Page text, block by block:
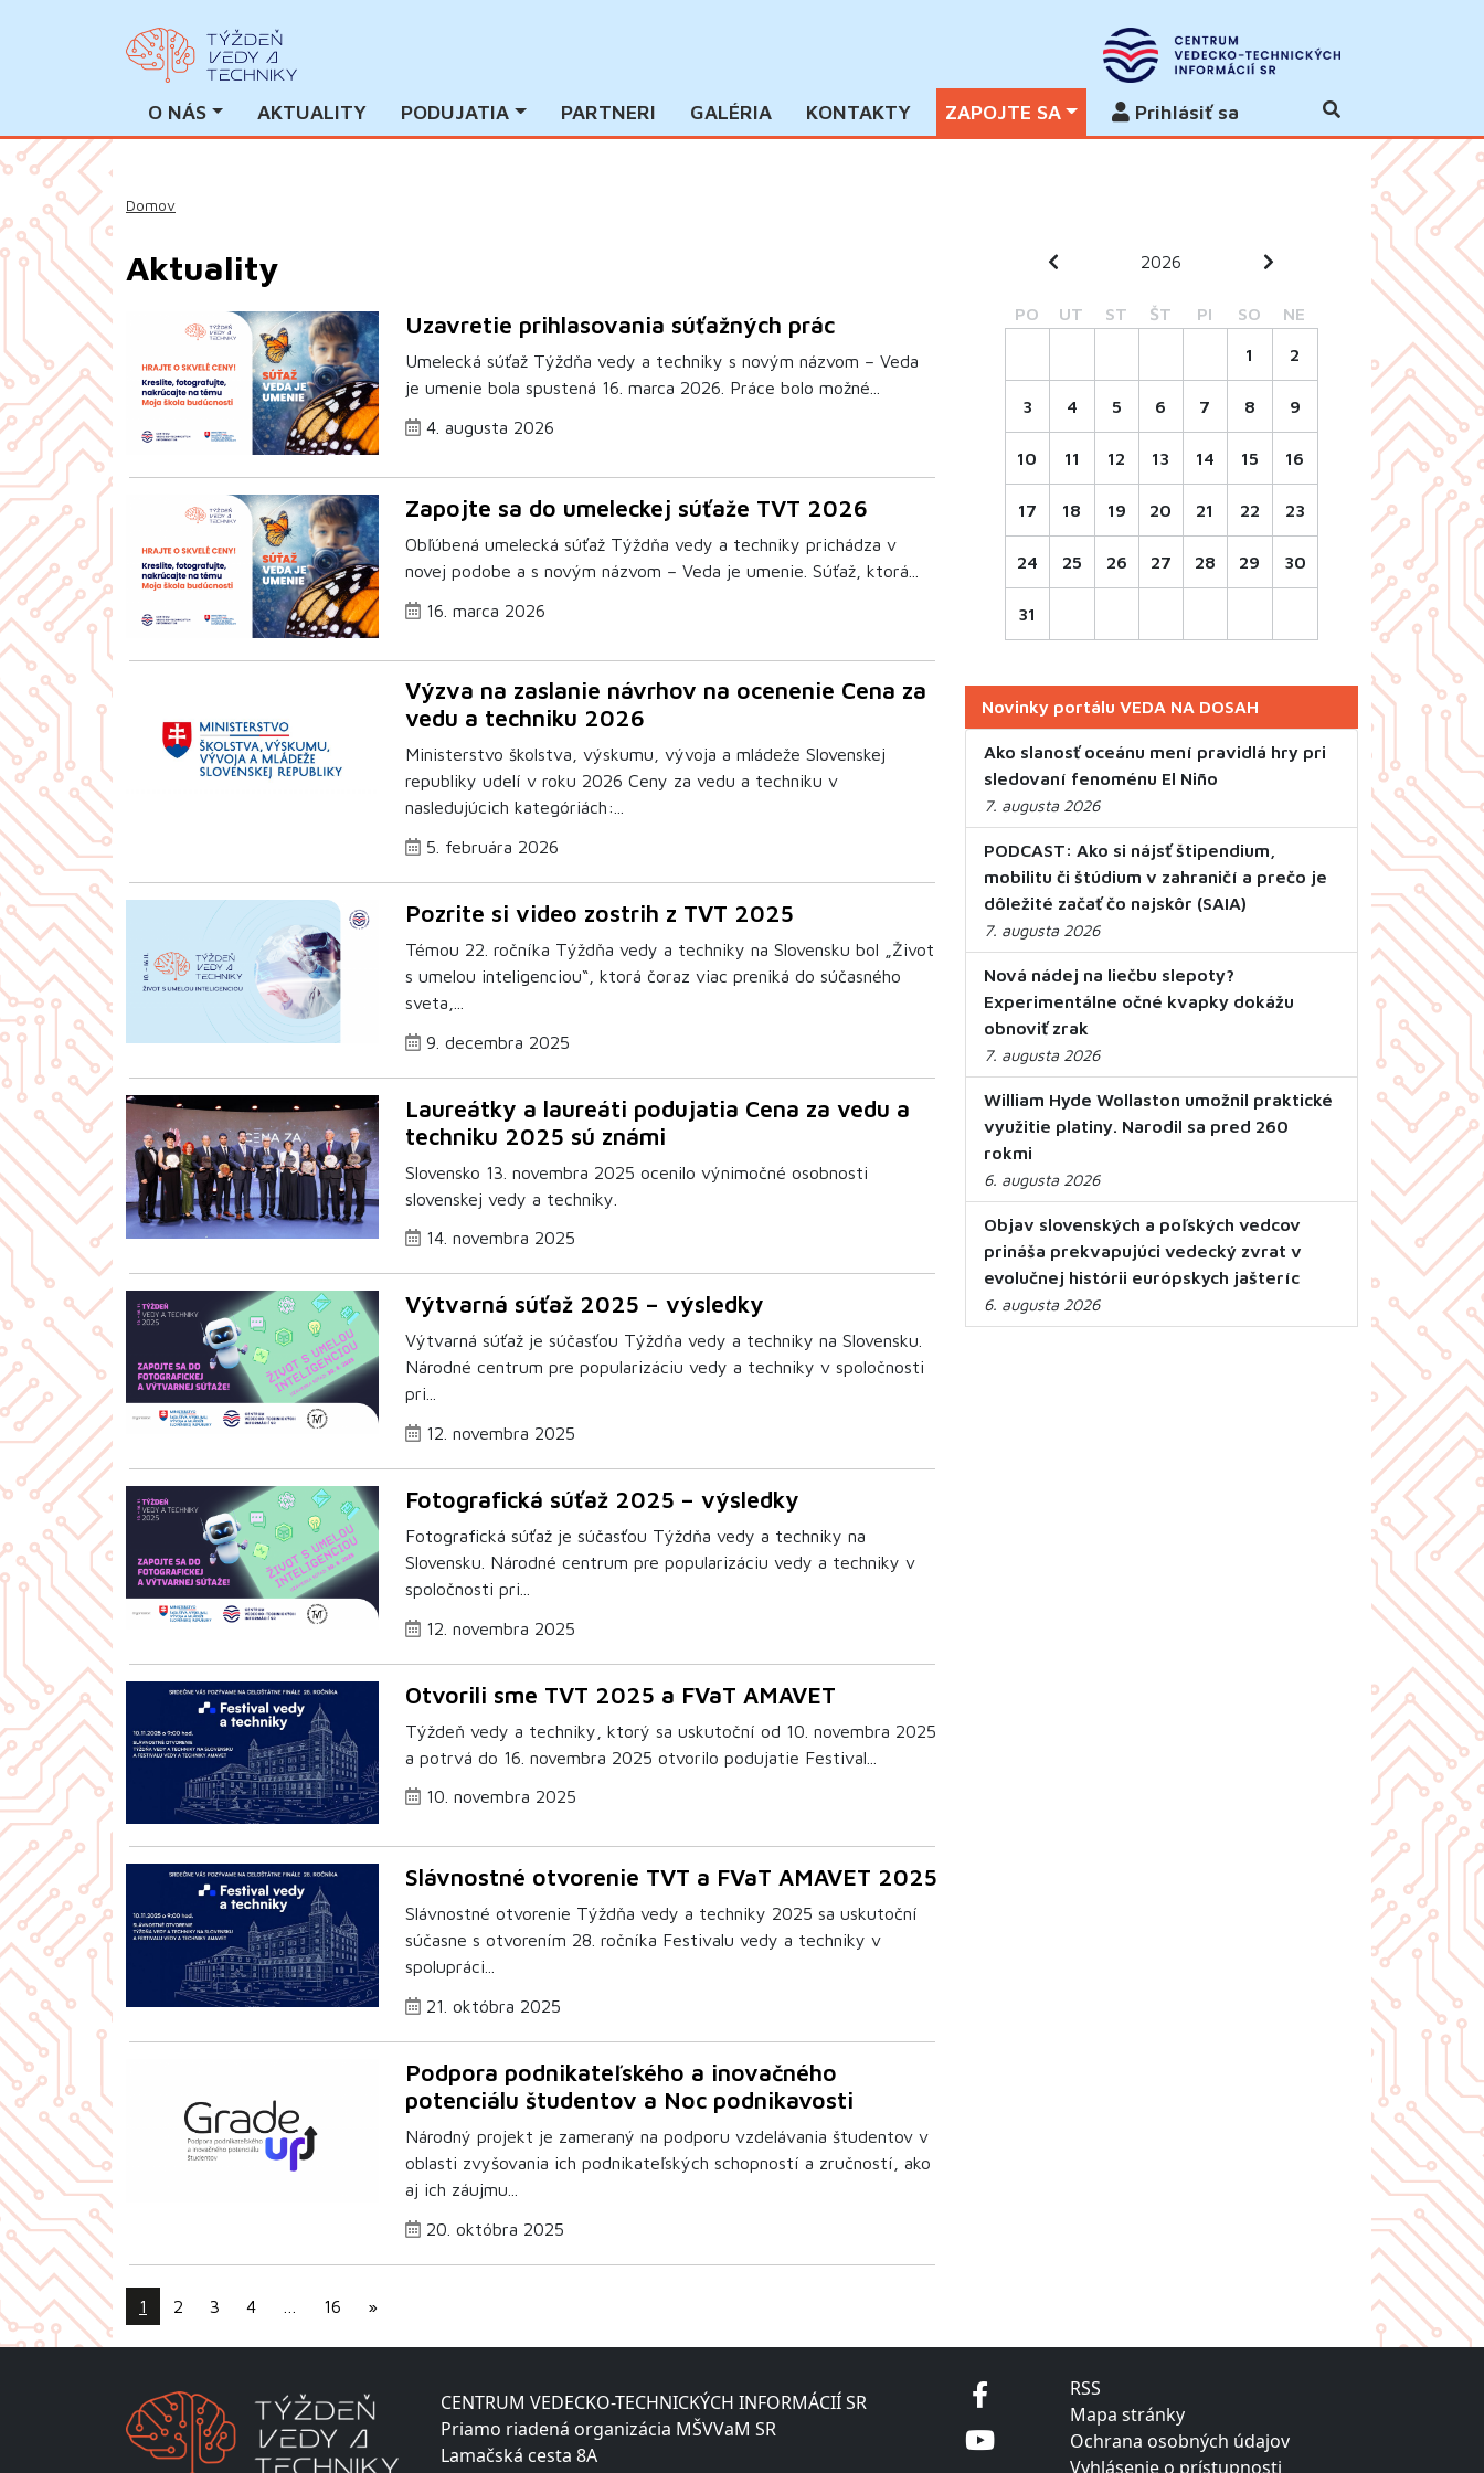
O NÁS AKTUALITY PODUJATIA PARTNERI GALÉRIA KONTAKTY ZAPOJTE SA Prihlásiť sa
Domov
Aktuality
Uzavretie prihlasovania súťažných prác
Umelecká súťaž Týždňa vedy a techniky s novým názvom – Veda
je umenie bola spustená 16. marca 2026. Práce bolo možné...
4. augusta 2026
Zapojte sa do umeleckej súťaže TVT 2026
Obľúbená umelecká súťaž Týždňa vedy a techniky prichádza v
novej podobe a s novým názvom – Veda je umenie. Súťaž, ktorá...
16. marca 2026
Výzva na zaslanie návrhov na ocenenie Cena za
vedu a techniku 2026
Ministerstvo školstva, výskumu, vývoja a mládeže Slovenskej
republiky udelí v roku 2026 Ceny za vedu a techniku v
nasledujúcich kategóriách:...
5. februára 2026
Pozrite si video zostrih z TVT 2025
Témou 22. ročníka Týždňa vedy a techniky na Slovensku bol „Život
s umelou inteligenciou“, ktorá čoraz viac preniká do súčasného
sveta,...
9. decembra 2025
Laureátky a laureáti podujatia Cena za vedu a
techniku 2025 sú známi
Slovensko 13. novembra 2025 ocenilo výnimočné osobnosti
slovenskej vedy a techniky.
14. novembra 2025
Výtvarná súťaž 2025 – výsledky
Výtvarná súťaž je súčasťou Týždňa vedy a techniky na Slovensku.
Národné centrum pre popularizáciu vedy a techniky v spoločnosti
pri...
12. novembra 2025
Fotografická súťaž 2025 – výsledky
Fotografická súťaž je súčasťou Týždňa vedy a techniky na
Slovensku. Národné centrum pre popularizáciu vedy a techniky v
spoločnosti pri...
12. novembra 2025
Otvorili sme TVT 2025 a FVaT AMAVET
Týždeň vedy a techniky, ktorý sa uskutoční od 10. novembra 2025
a potrvá do 16. novembra 2025 otvorilo podujatie Festival...
10. novembra 2025
Slávnostné otvorenie TVT a FVaT AMAVET 2025
Slávnostné otvorenie Týždňa vedy a techniky 2025 sa uskutoční
súčasne s otvorením 28. ročníka Festivalu vedy a techniky v
spolupráci...
21. októbra 2025
Podpora podnikateľského a inovačného
potenciálu študentov a Noc podnikavosti
Národný projekt je zameraný na podporu vzdelávania študentov v
oblasti zvyšovania ich podnikateľských schopností a zručností, ako
aj ich záujmu...
20. októbra 2025
1 2 3 4 16 »
2026
PO UT ST ŠT PI SO NE
1 2
3 4 5 6 7 8 9
10 11 12 13 14 15 16
17 18 19 20 21 22 23
24 25 26 27 28 29 30
31
Novinky portálu VEDA NA DOSAH
Ako slanosť oceánu mení pravidlá hry pri
sledovaní fenoménu El Niño
7. augusta 2026
PODCAST: Ako si nájsť štipendium,
mobilitu či štúdium v zahraničí a prečo je
dôležité začať čo najskôr (SAIA)
7. augusta 2026
Nová nádej na liečbu slepoty?
Experimentálne očné kvapky dokážu
obnoviť zrak
7. augusta 2026
William Hyde Wollaston umožnil praktické
využitie platiny. Narodil sa pred 260
rokmi
6. augusta 2026
Objav slovenských a poľských vedcov
prináša prekvapujúci vedecký zvrat v
evolučnej histórii európskych jašteríc
6. augusta 2026
CENTRUM VEDECKO-TECHNICKÝCH INFORMÁCIÍ SR
Priamo riadená organizácia MŠVVaM SR
Lamačská cesta 8A
RSS
Mapa stránky
Ochrana osobných údajov
Vyhlásenie o prístupnosti